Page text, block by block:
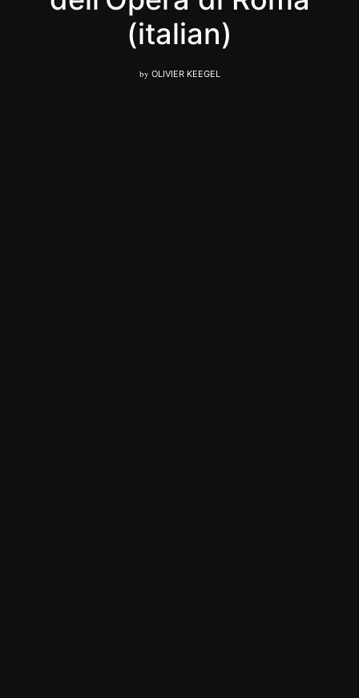
(italian)
by OLIVIER KEEGEL